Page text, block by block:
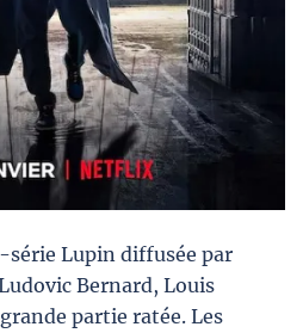
série Lupin diffusée par
Bernard, Louis
partie ratée. Les